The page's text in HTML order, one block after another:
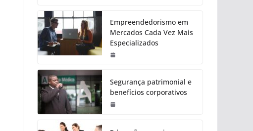
Empreendedorismo em
Mercados Cada Vez Mais
Especializados
Segurança patrimonial e
benefícios corporativos